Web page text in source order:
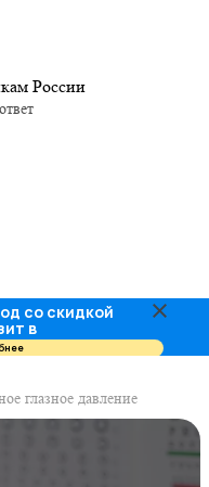
России
глазное давление
со скидкой
в